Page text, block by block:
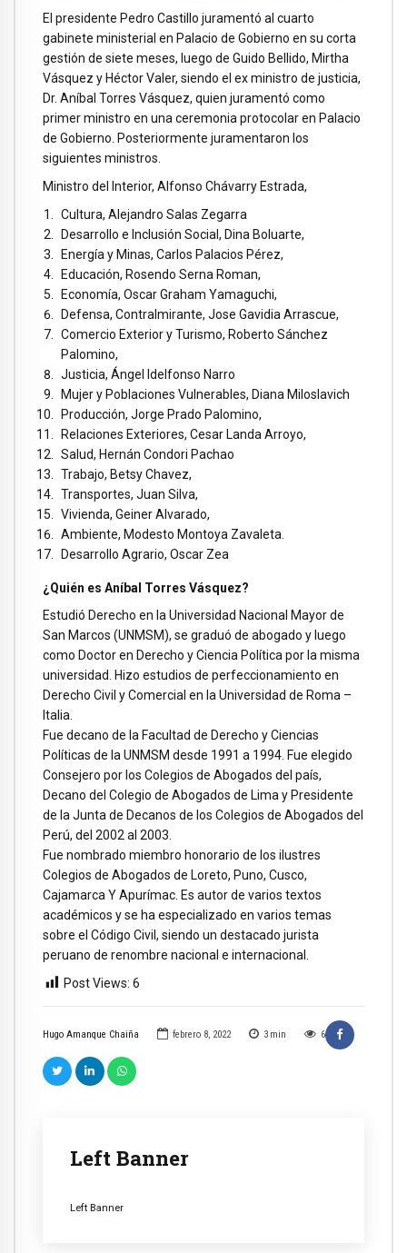
Hugo Amanque Chaiña febrero 8, 2022 3 min 6
Left Banner
Left Banner
El presidente Pedro Castillo juramentó al cuarto
gabinete ministerial en Palacio de Gobierno en su corta
gestión de siete meses, luego de Guido Bellido, Mirtha
Vásquez y Héctor Valer, siendo el ex ministro de justicia,
Dr. Aníbal Torres Vásquez, quien juramentó como
primer ministro en una ceremonia protocolar en Palacio
de Gobierno. Posteriormente juramentaron los
siguientes ministros.
Ministro del Interior, Alfonso Chávarry Estrada,
Cultura, Alejandro Salas Zegarra
Desarrollo e Inclusión Social, Dina Boluarte,
Energía y Minas, Carlos Palacios Pérez,
Educación, Rosendo Serna Roman,
Economía, Oscar Graham Yamaguchi,
Defensa, Contralmirante, Jose Gavidia Arrascue,
Comercio Exterior y Turismo, Roberto Sánchez
Palomino,
Justicia, Ángel Idelfonso Narro
Mujer y Poblaciones Vulnerables, Diana Miloslavich
Producción, Jorge Prado Palomino,
Relaciones Exteriores, Cesar Landa Arroyo,
Salud, Hernán Condori Pachao
Trabajo, Betsy Chavez,
Transportes, Juan Silva,
Vivienda, Geiner Alvarado,
Ambiente, Modesto Montoya Zavaleta.
Desarrollo Agrario, Oscar Zea
¿Quién es Aníbal Torres Vásquez?
Estudió Derecho en la Universidad Nacional Mayor de
San Marcos (UNMSM), se graduó de abogado y luego
como Doctor en Derecho y Ciencia Política por la misma
universidad. Hizo estudios de perfeccionamiento en
Derecho Civil y Comercial en la Universidad de Roma –
Italia.
Fue decano de la Facultad de Derecho y Ciencias
Políticas de la UNMSM desde 1991 a 1994. Fue elegido
Consejero por los Colegios de Abogados del país,
Decano del Colegio de Abogados de Lima y Presidente
de la Junta de Decanos de los Colegios de Abogados del
Perú, del 2002 al 2003.
Fue nombrado miembro honorario de los ilustres
Colegios de Abogados de Loreto, Puno, Cusco,
Cajamarca Y Apurímac. Es autor de varios textos
académicos y se ha especializado en varios temas
sobre el Código Civil, siendo un destacado jurista
peruano de renombre nacional e internacional.
Post Views: 6